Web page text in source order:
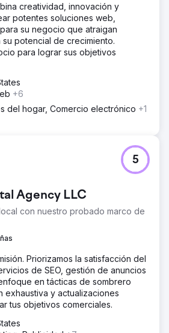
creatividad, innovación y
potentes soluciones web,
su negocio que atraigan
su potencial de crecimiento.
para lograr sus objetivos
+6
del hogar, Comercio electrónico +1
Agency LLC
con nuestro probado marco de
5
Priorizamos la satisfacción del
de SEO, gestión de anuncios
en tácticas de sombrero
exhaustiva y actualizaciones
tus objetivos comerciales.